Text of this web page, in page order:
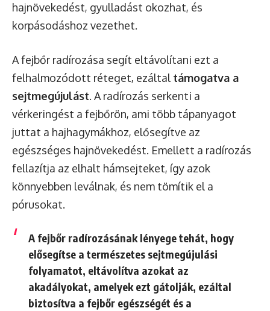
hajnövekedést, gyulladást okozhat, és
korpásodáshoz vezethet.
A fejbőr radírozása segít eltávolítani ezt a
felhalmozódott réteget, ezáltal támogatva a
sejtmegújulást. A radírozás serkenti a
vérkeringést a fejbőrön, ami több tápanyagot
juttat a hajhagymákhoz, elősegítve az
egészséges hajnövekedést. Emellett a radírozás
fellazítja az elhalt hámsejteket, így azok
könnyebben leválnak, és nem tömítik el a
pórusokat.
A fejbőr radírozásának lényege tehát, hogy
elősegítse a természetes sejtmegújulási
folyamatot, eltávolítva azokat az
akadályokat, amelyek ezt gátolják, ezáltal
biztosítva a fejbőr egészségét és a